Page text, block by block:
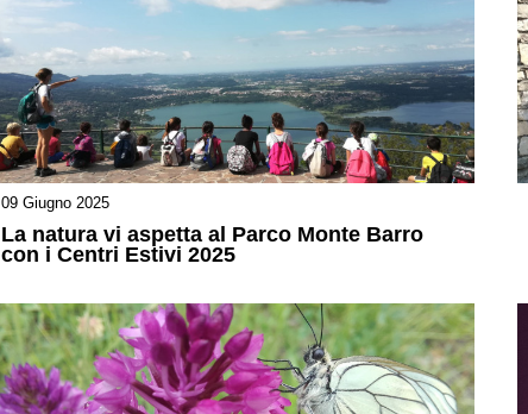
09 Giugno 2025
La natura vi aspetta al Parco Monte Barro
con i Centri Estivi 2025